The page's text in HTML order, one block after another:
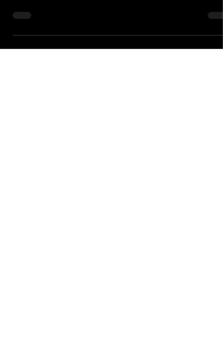
Alors que le monde est en surchauffe, Utaha, la
de Wednesday Capanella, nous a offert dernièrement
plusieurs occasions de nous...